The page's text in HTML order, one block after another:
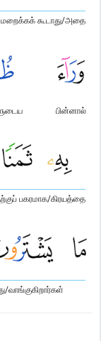
கூடாது/அதை
பின்னால்
பகரமாக/கிரயத்தை
வாங்குகிறார்கள்